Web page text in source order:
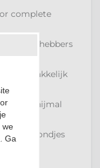
complete
– makkelijk
snijmal
om je hondjes
of
we
Ga